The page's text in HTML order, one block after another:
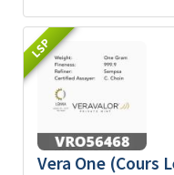
LSP
Vera One (Cours